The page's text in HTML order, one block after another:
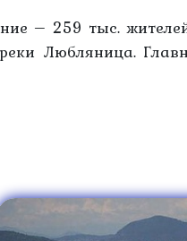
– 259 тыс.
Любляница.